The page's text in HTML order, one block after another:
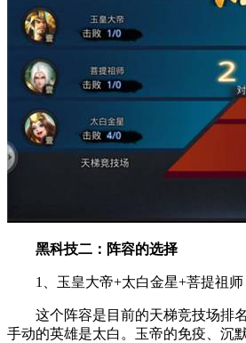
黑科技二：阵容的选择
1、玉皇大帝+太白金星+菩提祖师
这个阵容是目前的天梯竞技场排
手动的英雄是太白。玉帝的免疫、沉